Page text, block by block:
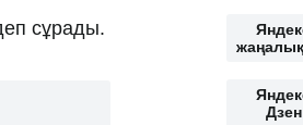
сұрады.
Дзен